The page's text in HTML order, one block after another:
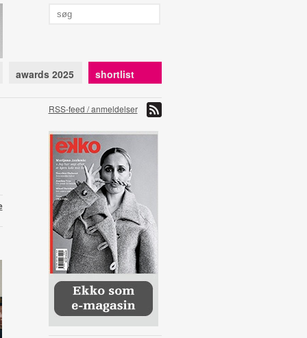
awards 2025 shortlist
RSS-feed / anmeldelser